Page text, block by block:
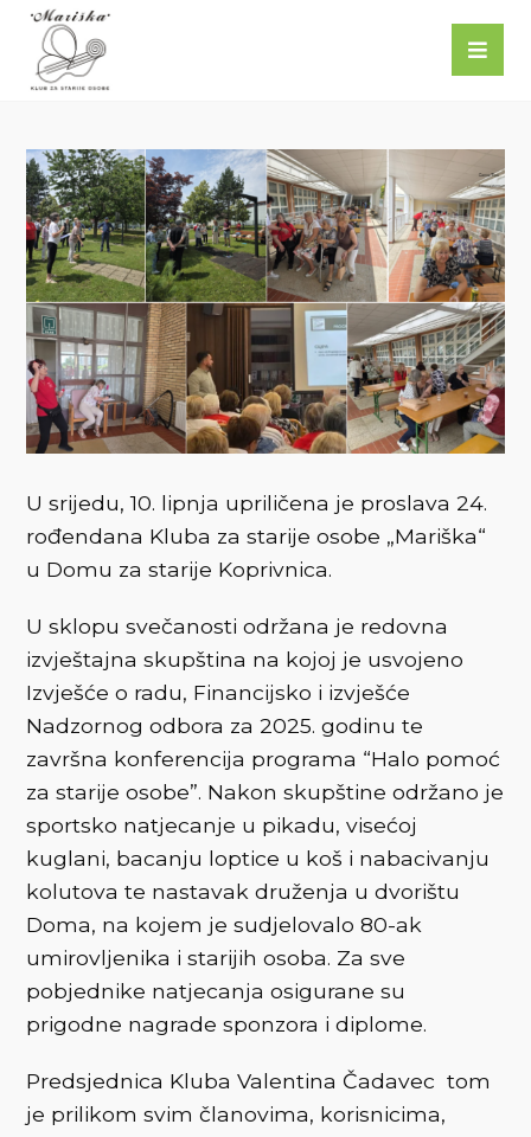
U srijedu, 10. lipnja upriličena je proslava 24.
rođendana Kluba za starije osobe „Mariška“
u Domu za starije Koprivnica.
U sklopu svečanosti održana je redovna
izvještajna skupština na kojoj je usvojeno
Izvješće o radu, Financijsko i izvješće
Nadzornog odbora za 2025. godinu te
završna konferencija programa “Halo pomoć
za starije osobe”. Nakon skupštine održano je
sportsko natjecanje u pikadu, visećoj
kuglani, bacanju loptice u koš i nabacivanju
kolutova te nastavak druženja u dvorištu
Doma, na kojem je sudjelovalo 80-ak
umirovljenika i starijih osoba. Za sve
pobjednike natjecanja osigurane su
prigodne nagrade sponzora i diplome.
Predsjednica Kluba Valentina Čadavec tom
je prilikom svim članovima, korisnicima,